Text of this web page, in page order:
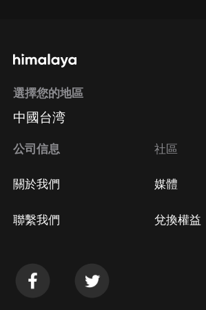
選擇您的地區
中國台湾
公司信息
關於我們
聯繫我們
社區
媒體
兌換權益